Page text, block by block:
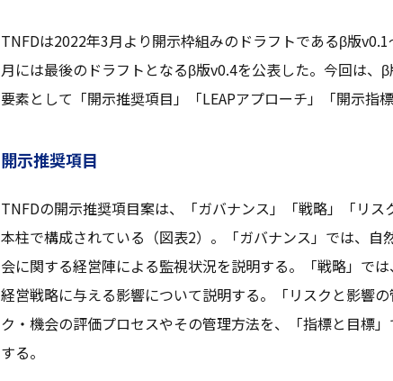
TNFDは2022年3月より開示枠組みのドラフトであるβ版
月には最後のドラフトとなるβ版v0.4を公表した。今回は、
要素として「開示推奨項目」「LEAPアプローチ」「開示指
開示推奨項目
TNFDの開示推奨項目案は、「ガバナンス」「戦略」「リ
本柱で構成されている（図表2）。「ガバナンス」では、自
会に関する経営陣による監視状況を説明する。「戦略」で
経営戦略に与える影響について説明する。「リスクと影響
ク・機会の評価プロセスやその管理方法を、「指標と目標
する。